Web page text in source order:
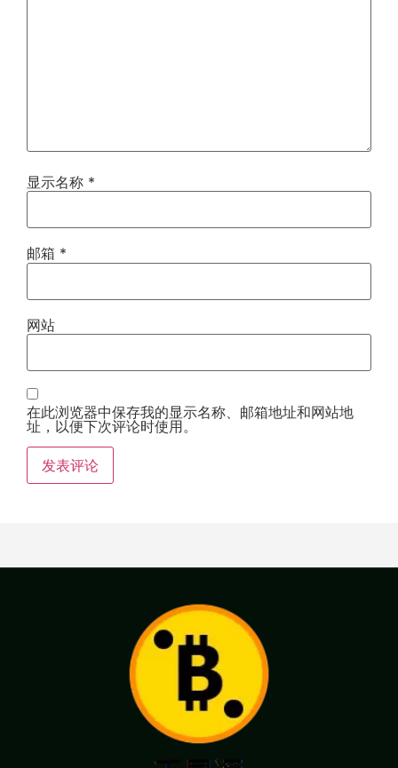
显示名称 *
邮箱 *
网站
在此浏览器中保存我的显示名称、邮箱地址和网站地
址，以便下次评论时使用。